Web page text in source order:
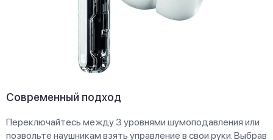
Современный подход
Переключайтесь между 3 уровнями шумоподавления или
позвольте наушникам взять управление в свои руки. Выбрав